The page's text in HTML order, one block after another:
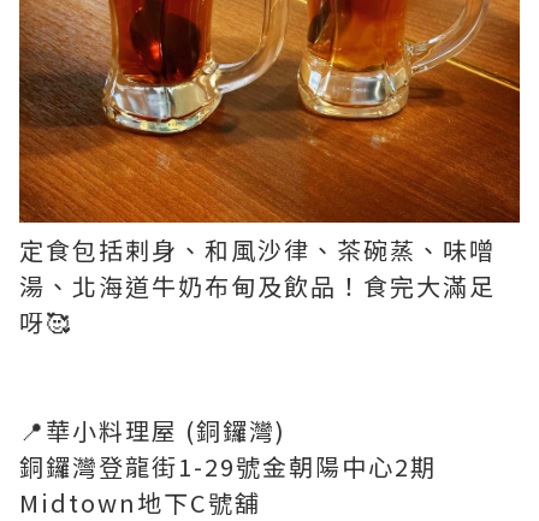
定食包括剌身、和風沙律、茶碗蒸、味噌
湯、北海道牛奶布甸及飲品！食完大滿足
呀🥰
📍華小料理屋 (銅鑼灣)
銅鑼灣登龍街1-29號金朝陽中心2期
Midtown地下C號舖